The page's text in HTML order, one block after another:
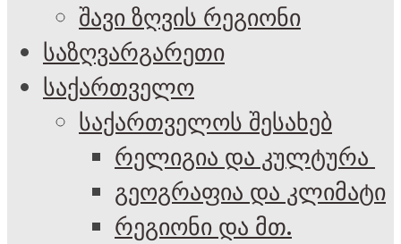
შავი ზღვის რეგიონი
საზღვარგარეთი
საქართველო
საქართველოს შესახებ
რელიგია და კულტურა
გეოგრაფია და კლიმატი
რეგიონი და მთ.